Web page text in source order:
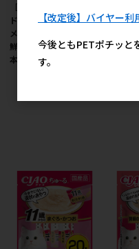
［いなばペットフー
ド］CIAO ちゅ～るグル
メ 総合栄養食 まぐろ海
鮮バラエティ 14g×120
本【値上げ前セール】
ド］
バラエ
【改定後】バイヤー
今後ともPETポチッと
す。